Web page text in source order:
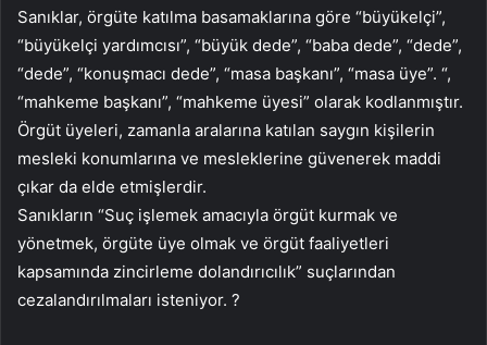
Sanıklar, örgüte katılma basamaklarına göre “büyükelçi”,
“büyükelçi yardımcısı”, “büyük dede”, “baba dede”, “dede”,
“dede”, “konuşmacı dede”, “masa başkanı”, “masa üye”. “,
“mahkeme başkanı”, “mahkeme üyesi” olarak kodlanmıştır.
Örgüt üyeleri, zamanla aralarına katılan saygın kişilerin
mesleki konumlarına ve mesleklerine güvenerek maddi
çıkar da elde etmişlerdir.
Sanıkların “Suç işlemek amacıyla örgüt kurmak ve
yönetmek, örgüte üye olmak ve örgüt faaliyetleri
kapsamında zincirleme dolandırıcılık” suçlarından
cezalandırılmaları isteniyor. ?